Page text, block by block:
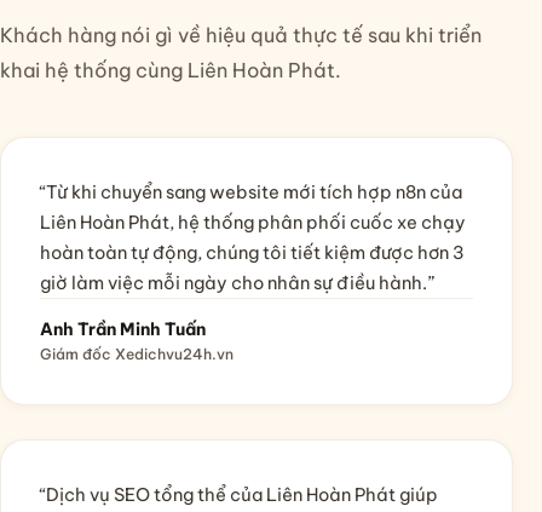
Khách hàng nói gì về hiệu quả thực tế sau khi triển
khai hệ thống cùng Liên Hoàn Phát.
“Từ khi chuyển sang website mới tích hợp n8n của
Liên Hoàn Phát, hệ thống phân phối cuốc xe chạy
hoàn toàn tự động, chúng tôi tiết kiệm được hơn 3
giờ làm việc mỗi ngày cho nhân sự điều hành.”
Anh Trần Minh Tuấn
Giám đốc Xedichvu24h.vn
“Dịch vụ SEO tổng thể của Liên Hoàn Phát giúp